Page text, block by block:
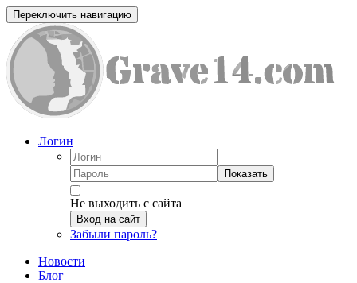
Переключить навигацию
Логин
Показать
Не выходить с сайта
Вход на сайт
Забыли пароль?
Новости
Блог